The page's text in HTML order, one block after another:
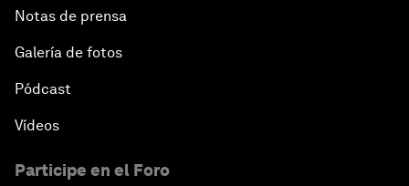
Notas de prensa
Galería de fotos
Pódcast
Vídeos
Participe en el Foro